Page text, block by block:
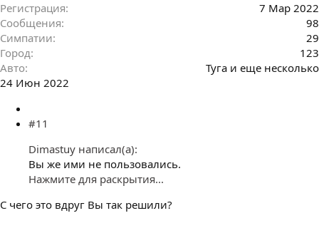
Регистрация
7 Мар 2022
Сообщения
98
Симпатии
29
Город
123
Авто
Туга и еще несколько
24 Июн 2022
#11
Dimastuy написал(а):
Вы же ими не пользовались.
Нажмите для раскрытия...
С чего это вдруг Вы так решили?